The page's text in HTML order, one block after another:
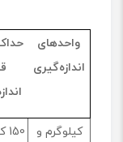
واحدهای
اندازه‌گیری
کیلوگرم و 150 کیلوگرم